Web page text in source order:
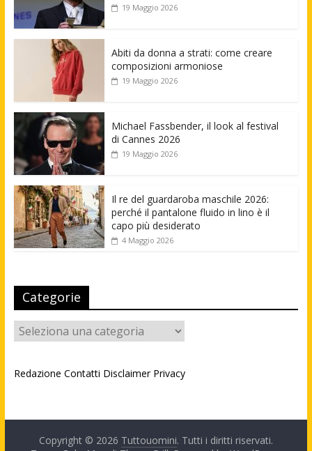
19 Maggio 2026
Abiti da donna a strati: come creare
composizioni armoniose
19 Maggio 2026
Michael Fassbender, il look al festival
di Cannes 2026
19 Maggio 2026
Il re del guardaroba maschile 2026:
perché il pantalone fluido in lino è il
capo più desiderato
4 Maggio 2026
Categorie
Categorie
Redazione Contatti Disclaimer Privacy
Copyright © 2026 Tuttouomini. Tutti i diritti riservati.